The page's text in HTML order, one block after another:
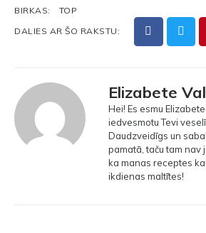
BIRKAS:
TOP
DALIES AR ŠO RAKSTU:
Elizabete
Hei! Es esmu
iedvesmotu Tevi
Daudzveidīgs un
pamatā, taču tam nav
ka manas receptes
ikdienas maltītes!